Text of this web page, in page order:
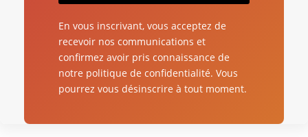
En vous inscrivant, vous acceptez de
recevoir nos communications et
confirmez avoir pris connaissance de
notre politique de confidentialité. Vous
pourrez vous désinscrire à tout moment.